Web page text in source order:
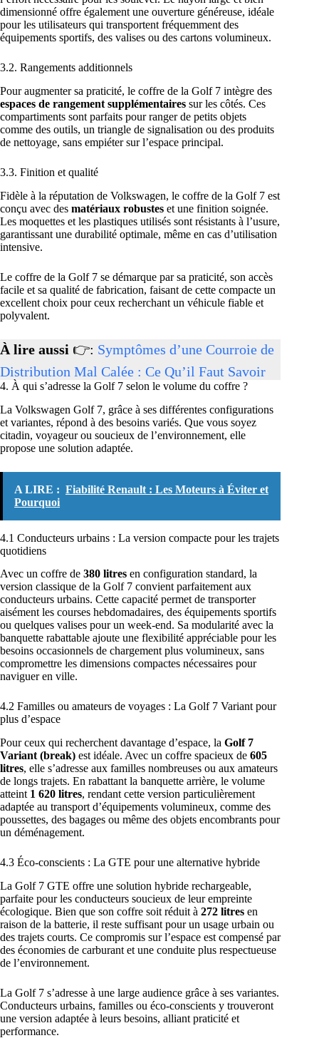
dimensionné offre également une ouverture généreuse, idéale
pour les utilisateurs qui transportent fréquemment des
équipements sportifs, des valises ou des cartons volumineux.
3.2. Rangements additionnels
Pour augmenter sa praticité, le coffre de la Golf 7 intègre des
espaces de rangement supplémentaires sur les côtés. Ces
compartiments sont parfaits pour ranger de petits objets
comme des outils, un triangle de signalisation ou des produits
de nettoyage, sans empiéter sur l’espace principal.
3.3. Finition et qualité
Fidèle à la réputation de Volkswagen, le coffre de la Golf 7 est
conçu avec des matériaux robustes et une finition soignée.
Les moquettes et les plastiques utilisés sont résistants à l’usure,
garantissant une durabilité optimale, même en cas d’utilisation
intensive.
Le coffre de la Golf 7 se démarque par sa praticité, son accès
facile et sa qualité de fabrication, faisant de cette compacte un
excellent choix pour ceux recherchant un véhicule fiable et
polyvalent.
À lire aussi 👉: Symptômes d’une Courroie de
Distribution Mal Calée : Ce Qu’il Faut Savoir
4. À qui s’adresse la Golf 7 selon le volume du coffre ?
La Volkswagen Golf 7, grâce à ses différentes configurations
et variantes, répond à des besoins variés. Que vous soyez
citadin, voyageur ou soucieux de l’environnement, elle
propose une solution adaptée.
A LIRE : Fiabilité Renault : Les Moteurs à Éviter et
Pourquoi
4.1 Conducteurs urbains : La version compacte pour les trajets
quotidiens
Avec un coffre de 380 litres en configuration standard, la
version classique de la Golf 7 convient parfaitement aux
conducteurs urbains. Cette capacité permet de transporter
aisément les courses hebdomadaires, des équipements sportifs
ou quelques valises pour un week-end. Sa modularité avec la
banquette rabattable ajoute une flexibilité appréciable pour les
besoins occasionnels de chargement plus volumineux, sans
compromettre les dimensions compactes nécessaires pour
naviguer en ville.
4.2 Familles ou amateurs de voyages : La Golf 7 Variant pour
plus d’espace
Pour ceux qui recherchent davantage d’espace, la Golf 7
Variant (break) est idéale. Avec un coffre spacieux de 605
litres, elle s’adresse aux familles nombreuses ou aux amateurs
de longs trajets. En rabattant la banquette arrière, le volume
atteint 1 620 litres, rendant cette version particulièrement
adaptée au transport d’équipements volumineux, comme des
poussettes, des bagages ou même des objets encombrants pour
un déménagement.
4.3 Éco-conscients : La GTE pour une alternative hybride
La Golf 7 GTE offre une solution hybride rechargeable,
parfaite pour les conducteurs soucieux de leur empreinte
écologique. Bien que son coffre soit réduit à 272 litres en
raison de la batterie, il reste suffisant pour un usage urbain ou
des trajets courts. Ce compromis sur l’espace est compensé par
des économies de carburant et une conduite plus respectueuse
de l’environnement.
La Golf 7 s’adresse à une large audience grâce à ses variantes.
Conducteurs urbains, familles ou éco-conscients y trouveront
une version adaptée à leurs besoins, alliant praticité et
performance.